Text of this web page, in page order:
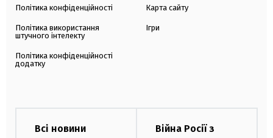
Політика конфіденційності
Політика використання
штучного інтелекту
Політика конфіденційності
додатку
Карта сайту
Ігри
Всі новини
Війна Росії з